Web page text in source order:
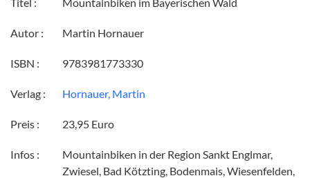
Autor : Martin Hornauer
ISBN : 9783981773330
Verlag : Hornauer, Martin
Preis : 23,95 Euro
Infos :
Mountainbiken in der Region Sankt Englmar,
Zwiesel, Bad Kötzting, Bodenmais, Wiesenfelden,